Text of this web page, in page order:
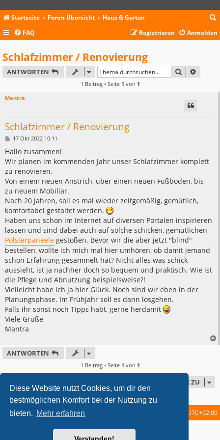
Diese Website nutzt Cookies, um dir den
bestmöglichen Komfort bei der Nutzung zu
bieten. Mehr erfahren
Startseite Foren-Übersicht Haus & Garten
c
FAQ Anmelden
Registrieren
Schlafzimmer / Renovierung
ANTWORTEN SUCHE
1 Beitrag • Seite 1 von 1
Mantra
Schlafzimmer / Renovierung
B
i
r
a
g
17 Okt 2022 10:11
Hallo zusammen!
Wir planen im kommenden Jahr unser Schlafzimmer komplett
zu renovieren.
Von einem neuen Anstrich, über einen neuen Fußboden, bis
zu neuem Mobiliar.
Nach 20 Jahren, soll es mal wieder zeitgemäßig, gemütlich,
komfortabel gestaltet werden.
Haben uns schon im Internet auf diversen Portalen inspirieren
lassen und sind dabei auch auf solche schicken, gemütlichen
Polsterpaneele gestoßen. Bevor wir die aber jetzt "blind"
bestellen, wollte ich mich mal hier umhören, ob damit jemand
schon Erfahrung gesammelt hat? Nicht alles was schick
aussieht, ist ja nachher doch so bequem und praktisch. Wie ist
die Pflege und Abnutzung beispielsweise?!
Vielleicht habe ich ja hier Glück. Noch sind wir eben in der
Planungsphase. Im Frühjahr soll es dann losgehen.
Falls ihr sonst noch Tipps habt, gerne herdamit
Viele Grüße
Mantra
ANTWORTEN
1 Beitrag • Seite 1 von 1
GEHE ZU
Startseite Foren-Übersicht UTC+02:00
metrolike style byEric SeguinUpdated for phpBB3.2 by